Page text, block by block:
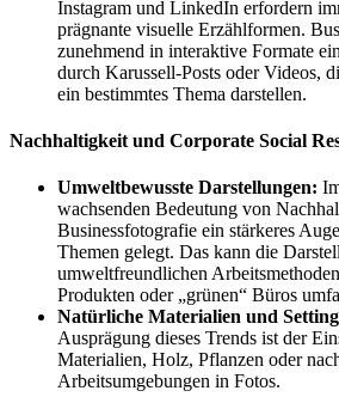
Instagram und LinkedIn erfordern
prägnante visuelle Erzählformen.
zunehmend in interaktive Formate
durch Karussell-Posts oder Videos,
ein bestimmtes Thema darstellen.
Nachhaltigkeit und Corporate Social
Umweltbewusste Darstellungen:
wachsenden Bedeutung von
Businessfotografie ein stärkeres
Themen gelegt. Das kann die
umweltfreundlichen
Produkten oder „grünen“ Büros
Natürliche Materialien und
Ausprägung dieses Trends ist der
Materialien, Holz, Pflanzen oder
Arbeitsumgebungen in Fotos.